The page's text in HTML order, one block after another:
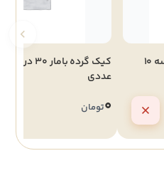
کیک گرده بامار 20 درصد(کیسه 10
عددی
0تومان